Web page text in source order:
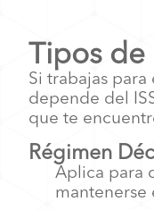
Tipos de
Si trabajas para
depende del
que te
Régimen
Aplica para
mantenerse